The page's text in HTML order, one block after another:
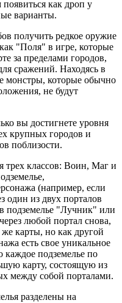
как дроп у
варианты.
получить редкое оружие
"Поля" в игре, которые
за пределами городов,
сражений. Находясь в
монстры, которые обычно
не будут
вы достигнете уровня
крупных городов и
поблизости.
трех классов: Воин, Маг и
(например, если
один из двух порталов
подземелье "Лучник" или
любой портал снова,
карты, но как другой
есть свое уникальное
каждое подземелье по
карту, состоящую из
между собой порталами.
разделены на